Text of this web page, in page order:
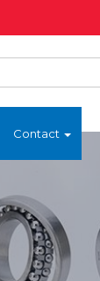
Contact